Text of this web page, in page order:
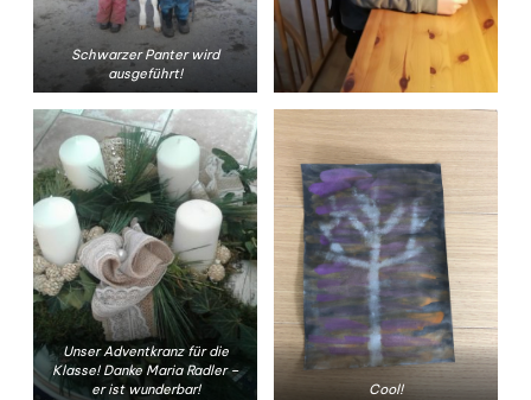
Schwarzer Panter wird
ausgeführt!
Unser Adventkranz für die
Klasse! Danke Maria Radler –
er ist wunderbar!
Cool!